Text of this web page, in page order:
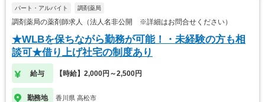
パート・アルバイト 調剤薬局
調剤薬局の薬剤師求人（法人名非公開 ※詳細はお問合せください）
★WLBを保ちながら勤務が可能！・未経験の方も相
談可★借り上げ社宅の制度あり
給与 【時給】2,000円～2,500円
勤務地 香川県 高松市